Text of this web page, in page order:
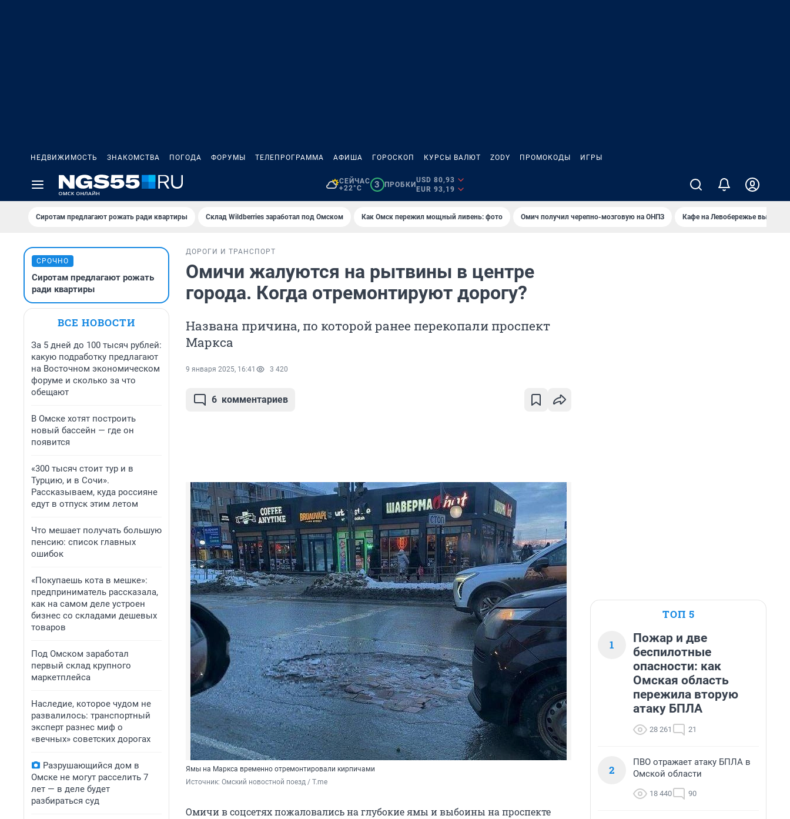
НЕДВИЖИМОСТЬ ЗНАКОМСТВА ПОГОДА ФОРУМЫ ТЕЛЕПРОГРАММА АФИША ГОРОСКОП КУРСЫ ВАЛЮТ ZODY ПРОМОКОДЫ ИГРЫ
СЕЙЧАС
+22°C
3 ПРОБКИ
USD 80,93
EUR 93,19
Сиротам предлагают рожать ради квартиры Склад Wildberries заработал под Омском Как Омск пережил мощный ливень: фото Омич получил черепно-мозговую на ОНПЗ Кафе на Левобережье
СРОЧНО
Сиротам предлагают рожать
ради квартиры
ВСЕ НОВОСТИ
За 5 дней до 100 тысяч рублей:
какую подработку предлагают
на Восточном экономическом
форуме и сколько за что
обещают
В Омске хотят построить
новый бассейн — где он
появится
«300 тысяч стоит тур и в
Турцию, и в Сочи».
Рассказываем, куда россияне
едут в отпуск этим летом
Что мешает получать большую
пенсию: список главных
ошибок
«Покупаешь кота в мешке»:
предприниматель рассказала,
как на самом деле устроен
бизнес со складами дешевых
товаров
Под Омском заработал
первый склад крупного
маркетплейса
Наследие, которое чудом не
развалилось: транспортный
эксперт разнес миф о
«вечных» советских дорогах
Разрушающийся дом в
Омске не могут расселить 7
лет — в деле будет
разбираться суд
ДОРОГИ И ТРАНСПОРТ
Омичи жалуются на рытвины в центре
города. Когда отремонтируют дорогу?
Названа причина, по которой ранее перекопали проспект
Маркса
9 января 2025, 16:41 3 420
6 комментариев
Ямы на Маркса временно отремонтировали кирпичами
Источник: Омский новостной поезд / T.me
Омичи в соцсетях пожаловались на глубокие ямы и выбоины на проспекте
ТОП 5
1
Пожар и две
беспилотные
опасности: как
Омская область
пережила вторую
атаку БПЛА
28 261 21
2
ПВО отражает атаку БПЛА в
Омской области
18 440 90